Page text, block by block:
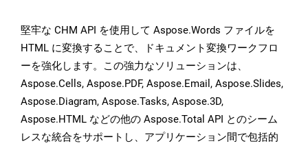
堅牢な CHM API を使用して Aspose.Words ファイルを
HTML に変換することで、ドキュメント変換ワークフロ
ーを強化します。この強力なソリューションは、
Aspose.Cells, Aspose.PDF, Aspose.Email, Aspose.Slides,
Aspose.Diagram, Aspose.Tasks, Aspose.3D,
Aspose.HTML などの他の Aspose.Total API とのシーム
レスな統合をサポートし、アプリケーション間で包括的